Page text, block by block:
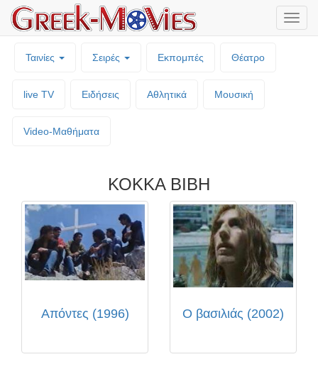
Ταινίες Σειρές Εκπομπές Θέατρο
live TV Ειδήσεις Αθλητικά Μουσική
Video-Mαθήματα
ΚΟΚΚΑ ΒΙΒΗ
Απόντες (1996) Ο βασιλιάς (2002)